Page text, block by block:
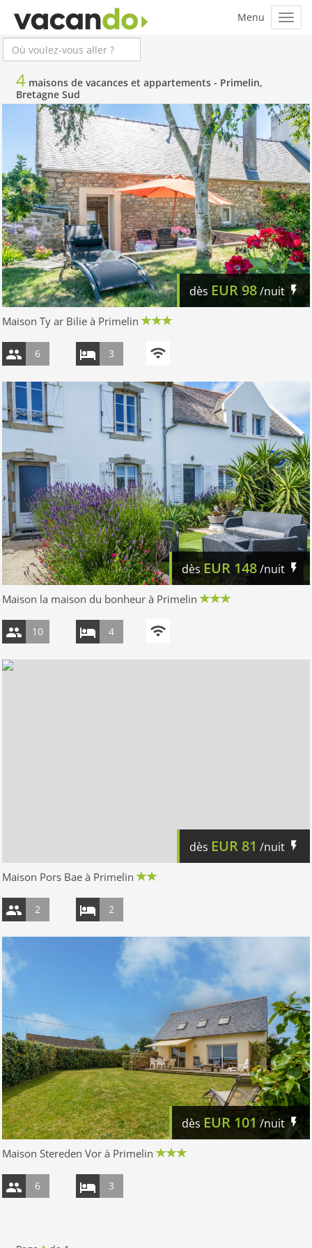
4 maisons de vacances et appartements - Primelin,
Bretagne Sud
dès EUR98/nuit
Maison Ty ar Bilie à Primelin
6 3
dèsEUR 148/nuit
Maison la maison du bonheur à Primelin
10 4
dès EUR 81 /nuit
Maison Pors Bae à Primelin
2 2
dès EUR 101 /nuit
Maison Stereden Vor à Primelin
6 3